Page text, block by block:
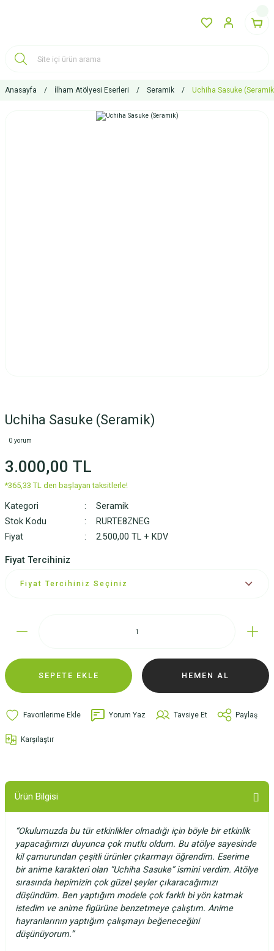
Anasayfa İlham Atölyesi Eserleri Seramik Uchiha Sasuke
Uchiha Sasuke (Seramik)
0 yorum
3.000,00 TL
*365,33 TL den başlayan taksitlerle!
Kategori
Seramik
Stok Kodu
RURTE8ZNEG
Fiyat
2.500,00 TL + KDV
Fiyat Tercihiniz
SEPETE EKLE HEMEN AL
Yorum Yaz Tavsiye Et Paylaş
Karşılaştır
Ürün Bilgisi
“Okulumuzda bu tür etkinlikler olmadığı için böyle bir etkinlik
yapacağımızı duyunca çok mutlu oldum. Bu atölye sayesinde
kil çamurundan çeşitli ürünler çıkarmayı öğrendim. Eserime
bir anime karakteri olan “Uchiha Sasuke” ismini verdim. Atölye
sırasında hepimizin çok güzel şeyler çıkaracağımızı
düşündüm. Ben yaptığım modele çok farklı bi yön katmak
istedim ve anime figürüne benzetmeye çalıştım. Anime
hayranlarının yaptığım çalışmayı beğeneceğini
düşünüyorum.”